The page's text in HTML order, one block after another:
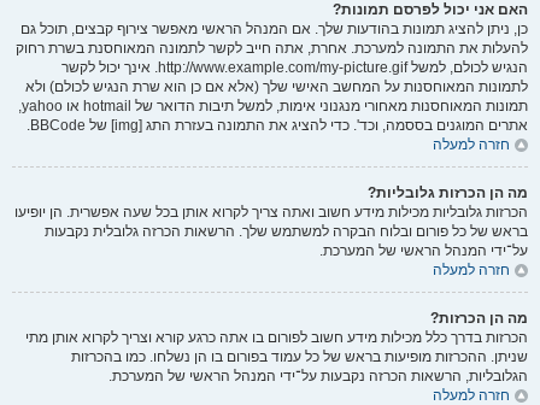
האם אני יכול לפרסם תמונות?
כן, ניתן להציג תמונות בהודעות שלך. אם המנהל הראשי מאפשר צירוף קבצים, תוכל גם
להעלות את התמונה למערכת. אחרת, אתה חייב לקשר לתמונה המאוחסנת בשרת רחוק
הנגיש לכולם, למשל http://www.example.com/my-picture.gif. אינך יכול לקשר
לתמונות המאוחסנות על המחשב האישי שלך (אלא אם כן הוא שרת הנגיש לכולם) ולא
תמונות המאוחסנות מאחורי מנגנוני אימות, למשל תיבות הדואר של hotmail או yahoo,
אתרים המוגנים בססמה, וכד'. כדי להציג את התמונה בעזרת התג [img] של BBCode.
חזרה למעלה
מה הן הכרזות גלובליות?
הכרזות גלובליות מכילות מידע חשוב ואתה צריך לקרוא אותן בכל שעה אפשרית. הן יופיעו
בראש של כל פורום ובלוח הבקרה למשתמש שלך. הרשאות הכרזה גלובלית נקבעות
על־ידי המנהל הראשי של המערכת.
חזרה למעלה
מה הן הכרזות?
הכרזות בדרך כלל מכילות מידע חשוב לפורום בו אתה כרגע קורא וצריך לקרוא אותן מתי
שניתן. ההכרזות מופיעות בראש של כל עמוד בפורום בו הן נשלחו. כמו בהכרזות
הגלובליות, הרשאות הכרזה נקבעות על־ידי המנהל הראשי של המערכת.
חזרה למעלה